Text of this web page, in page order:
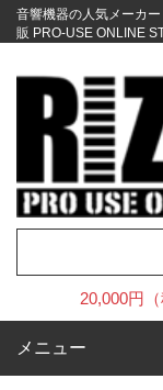
音響機器の人気メーカ
販 PRO-USE ONLINE
20,000円
メニュー